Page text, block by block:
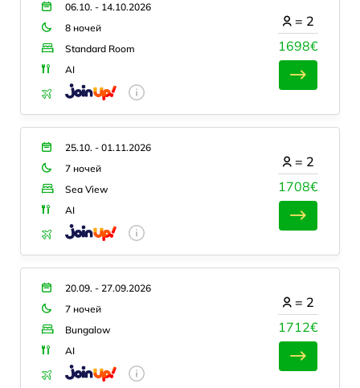
06.10. - 14.10.2026
8 ночей
Standard Room
AI
1698€
= 2
25.10. - 01.11.2026
7 ночей
Sea View
AI
1708€
= 2
20.09. - 27.09.2026
7 ночей
Bungalow
AI
1712€
= 2